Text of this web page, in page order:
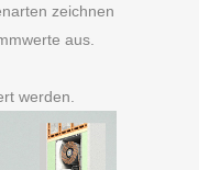
zeichnen
aus.
werden.